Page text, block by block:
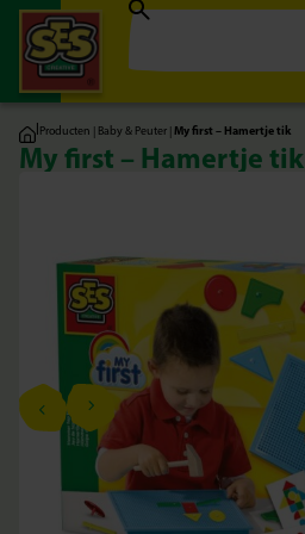
|Producten | Baby & Peuter |My first – Hamertje tik
My first – Hamertje tik